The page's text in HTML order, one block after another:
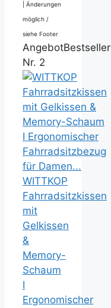
Änderungen
möglich /
siehe Footer
AngebotBestseller
Nr. 2
WITTKOP
Fahrradsitzkissen
mit
Gelkissen
&
Memory-
Schaum
I
Ergonomischer